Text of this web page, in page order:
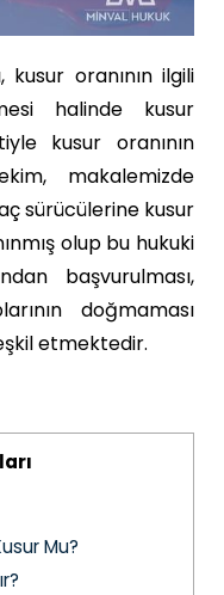
kusur oranının ilgili
halinde kusur
kusur oranının
makalemizde
sürücülerine kusur
olup bu hukuki
başvurulması,
doğmaması
etmektedir.
Mu?